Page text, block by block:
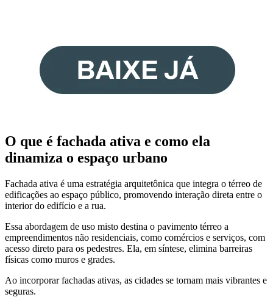
O que é fachada ativa e como ela
dinamiza o espaço urbano
Fachada ativa é uma estratégia arquitetônica que integra o térreo de
edificações ao espaço público, promovendo interação direta entre o
interior do edifício e a rua.
Essa abordagem de uso misto destina o pavimento térreo a
empreendimentos não residenciais, como comércios e serviços, com
acesso direto para os pedestres. Ela, em síntese, elimina barreiras
físicas como muros e grades.
Ao incorporar fachadas ativas, as cidades se tornam mais vibrantes e
seguras.